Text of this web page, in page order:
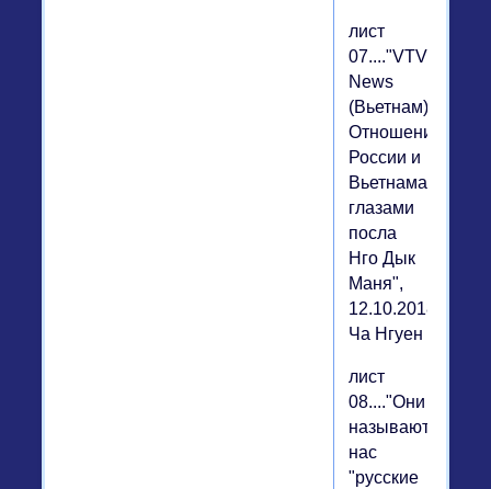
лист
07...."VTV
News
(Вьетнам):
Отношения
России и
Вьетнама
глазами
посла
Нго Дык
Маня",
12.10.2018,
Ча Нгуен
лист
08...."Они
называют
нас
"русские